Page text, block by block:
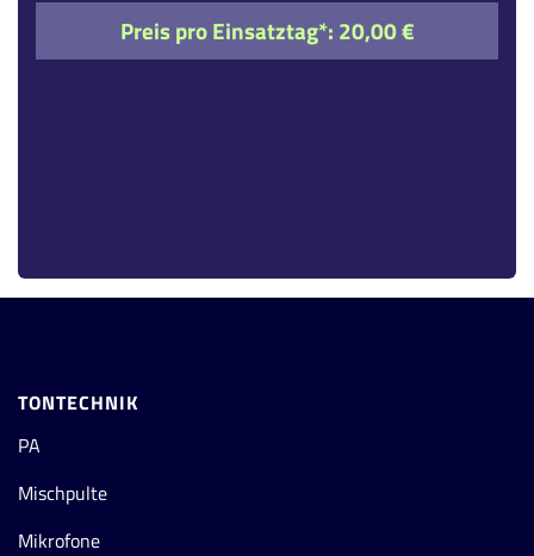
Preis pro Einsatztag*: 20,00 €
TONTECHNIK
PA
Mischpulte
Mikrofone